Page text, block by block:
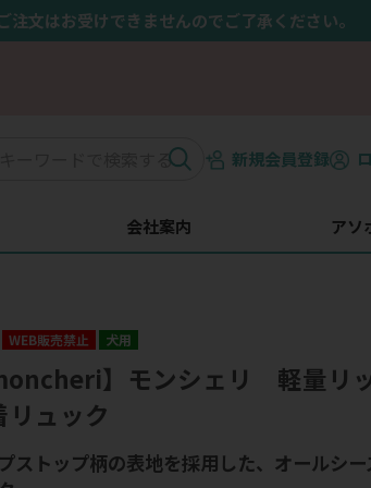
文はお受けできませんのでご了承ください。
新規会員登録
会社案内 アソ
WEB販売禁止 犬用
】モンシェリ 軽量リ
リュック
ストップ柄の表地を採用した、オールシ